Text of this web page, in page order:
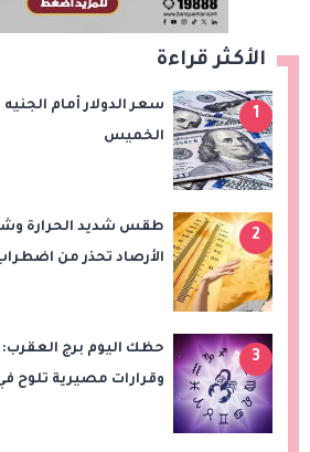
الأكثر قراءة
1
سعر الدولار أمام
الخميس
2
طقس شديد الحرارة
الأرصاد تحذر من
3
حظك اليوم برج
وقرارات مصيرية تلوح